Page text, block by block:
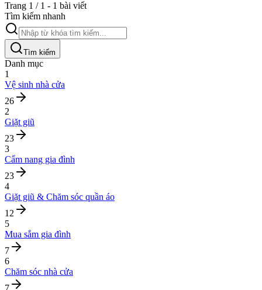
Trang 1 / 1 - 1 bài viết
Tìm kiếm nhanh
Tìm kiếm
Danh mục
1
Vệ sinh nhà cửa
26
2
Giặt giũ
23
3
Cẩm nang gia đình
23
4
Giặt giũ & Chăm sóc quần áo
12
5
Mua sắm gia đình
7
6
Chăm sóc nhà cửa